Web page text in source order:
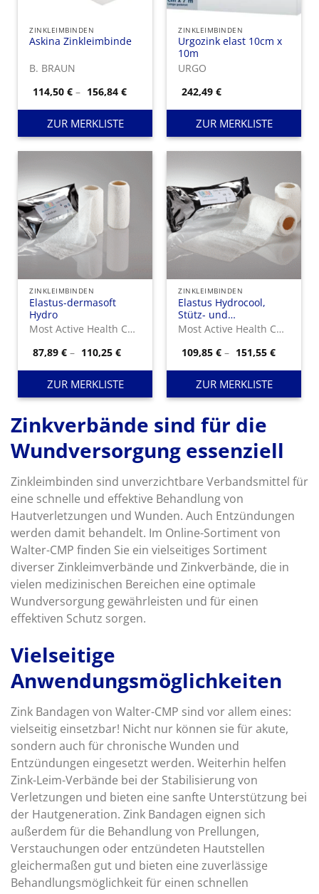
ZINKLEIMBINDEN
Askina Zinkleimbinde
B. BRAUN
114,50€ – 156,84€Preisspanne:
114,50 €
bis
ZUR MERKLISTE
ZINKLEIMBINDEN
Urgozink elast 10cm x
10m
URGO
242,49€
ZUR MERKLISTE
ZINKLEIMBINDEN
Elastus-dermasoft
Hydro
Most Active Health Care GmbH
87,89€ – 110,25€Preisspanne:
bis
110,25 €
ZUR MERKLISTE
ZINKLEIMBINDEN
Elastus Hydrocool,
Stütz- und
Entlastungsbinde aufMost Active Health Care GmbH
109,85€ – 151,55€
bis
ZUR MERKLISTE
Zinkverbände sind für die
Wundversorgung essenziell
Zinkleimbinden sind unverzichtbare Verbandsmittel für
eine schnelle und effektive Behandlung von
Hautverletzungen und Wunden. Auch Entzündungen
werden damit behandelt. Im Online-Sortiment von
Walter-CMP finden Sie ein vielseitiges Sortiment
diverser Zinkleimverbände und Zinkverbände, die in
vielen medizinischen Bereichen eine optimale
Wundversorgung gewährleisten und für einen
effektiven Schutz sorgen.
Vielseitige
Anwendungsmöglichkeiten
Zink Bandagen von Walter-CMP sind vor allem eines:
vielseitig einsetzbar! Nicht nur können sie für akute,
sondern auch für chronische Wunden und
Entzündungen eingesetzt werden. Weiterhin helfen
Zink-Leim-Verbände bei der Stabilisierung von
Verletzungen und bieten eine sanfte Unterstützung bei
der Hautgeneration. Zink Bandagen eignen sich
außerdem für die Behandlung von Prellungen,
Verstauchungen oder entzündeten Hautstellen
gleichermaßen gut und bieten eine zuverlässige
Behandlungsmöglichkeit für einen schnellen